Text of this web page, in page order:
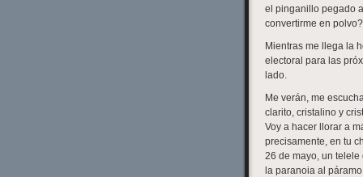
el pinganillo pegado
convertirme en
Mientras me llega la
electoral para las
lado.
Me verán, me
clarito, cristalino y
Voy a hacer llorar a
precisamente, en tu
26 de mayo, un
la paranoia al